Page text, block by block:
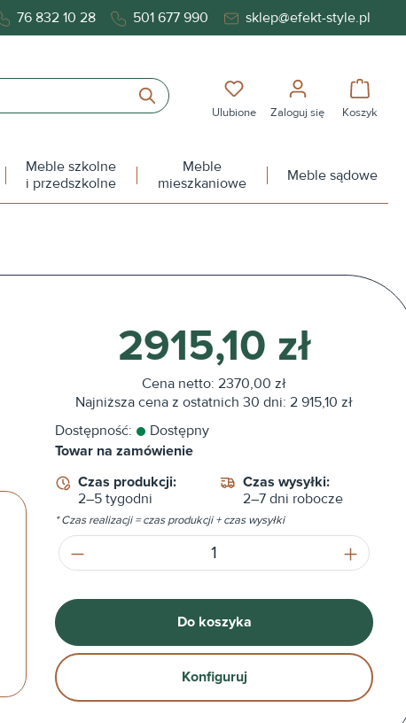
76 832 10 28 501 677 990 sklep@efekt-style.pl
Masz 0 przedmioty na
Ulubione Zaloguj się Koszyk
Meble szkolne
i przedszkolne
Meble
mieszkaniowe
Meble sądowe
2915,10 zł
Cena netto: 2370,00 zł
Najniższa cena z ostatnich 30 dni: 2 915,10 zł
Dostępność:
Dostępny
Towar na zamówienie
Czas produkcji:
2–5 tygodni
Czas wysyłki:
2–7 dni robocze
* Czas realizacji = czas produkcji + czas wysyłki
Ilość produktu: Wprowadź żądaną
Do koszyka
Konfiguruj